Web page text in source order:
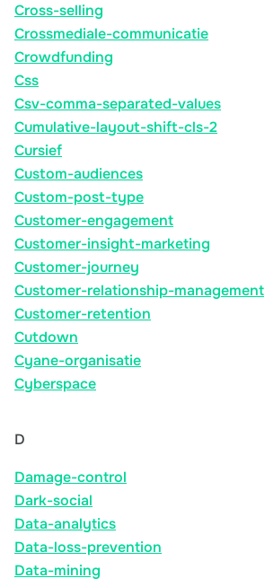
Cross-selling
Crossmediale-communicatie
Crowdfunding
Css
Csv-comma-separated-values
Cumulative-layout-shift-cls-2
Cursief
Custom-audiences
Custom-post-type
Customer-engagement
Customer-insight-marketing
Customer-journey
Customer-relationship-management
Customer-retention
Cutdown
Cyane-organisatie
Cyberspace
D
Damage-control
Dark-social
Data-analytics
Data-loss-prevention
Data-mining